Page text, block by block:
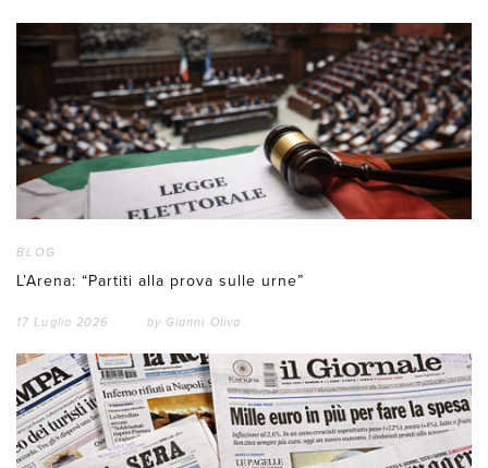
BLOG
L’Arena: “Partiti alla prova sulle urne”
17 Luglio 2026 by Gianni Oliva